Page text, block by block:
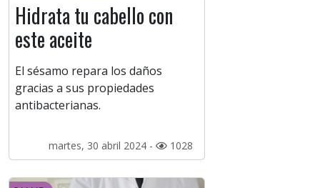
Hidrata tu cabello con
este aceite
El sésamo repara los daños
gracias a sus propiedades
antibacterianas.
martes, 30 abril 2024 - 1028